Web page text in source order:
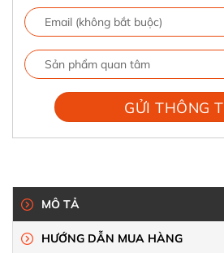
MÔ TẢ
HƯỚNG DẪN MUA HÀNG